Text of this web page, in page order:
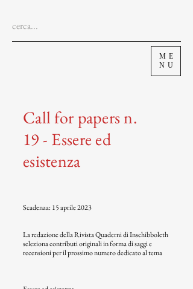
ME
NU
Call for papers n.
19 - Essere ed
esistenza
Scadenza: 15 aprile 2023
La redazione della Rivista Quaderni di Inschibboleth
seleziona contributi originali in forma di saggi e
recensioni per il prossimo numero dedicato al tema